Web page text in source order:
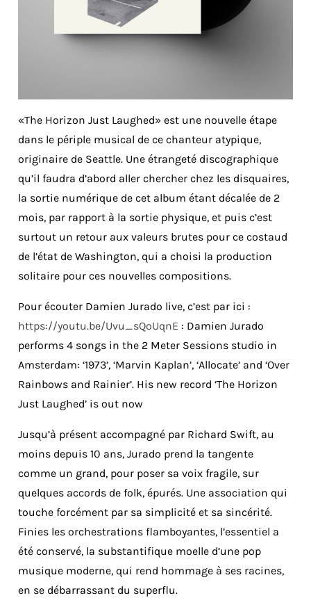
«The Horizon Just Laughed» est une nouvelle étape
dans le périple musical de ce chanteur atypique,
originaire de Seattle. Une étrangeté discographique
qu’il faudra d’abord aller chercher chez les disquaires,
la sortie numérique de cet album étant décalée de 2
mois, par rapport à la sortie physique, et puis c’est
surtout un retour aux valeurs brutes pour ce costaud
de l’état de Washington, qui a choisi la production
solitaire pour ces nouvelles compositions.
Pour écouter Damien Jurado live, c’est par ici :
https://youtu.be/Uvu_sQoUqnE : Damien Jurado
performs 4 songs in the 2 Meter Sessions studio in
Amsterdam: ‘1973’, ‘Marvin Kaplan’, ‘Allocate’ and ‘Over
Rainbows and Rainier’. His new record ‘The Horizon
Just Laughed’ is out now
Jusqu’à présent accompagné par Richard Swift, au
moins depuis 10 ans, Jurado prend la tangente
comme un grand, pour poser sa voix fragile, sur
quelques accords de folk, épurés. Une association qui
touche forcément par sa simplicité et sa sincérité.
Finies les orchestrations flamboyantes, l’essentiel a
été conservé, la substantifique moelle d’une pop
musique moderne, qui rend hommage à ses racines,
en se débarrassant du superflu.